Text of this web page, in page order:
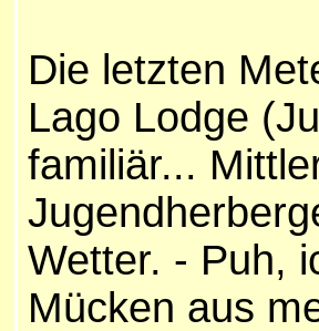
Die letzten
Lago Lodge
familiär...
Wetter. - Puh,
Mücken aus